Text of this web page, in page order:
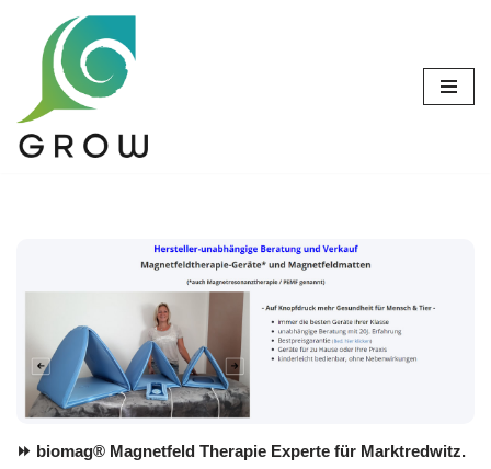
Zum
springen
⏩ biomag® Magnetfeld Therapie Experte für Marktredwitz.